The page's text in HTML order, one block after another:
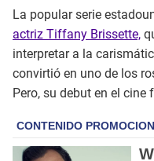
La popular serie
actriz Tiffany Brissette,
interpretar a la
convirtió en uno de los
Pero, su debut en el cine